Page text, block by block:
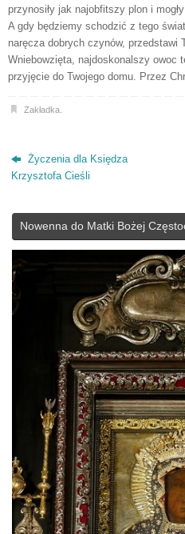
przynosiły jak najobfitszy plon i
A gdy będziemy schodzić z tego
naręcza dobrych czynów, przedstawi
Wniebowzięta, najdoskonalszy owoc
przyjęcie do Twojego domu. Przez
Zakładka.
Życzenia dla Księdza
Krzysztofa Cieśli
Nowenna do Matki Bożej